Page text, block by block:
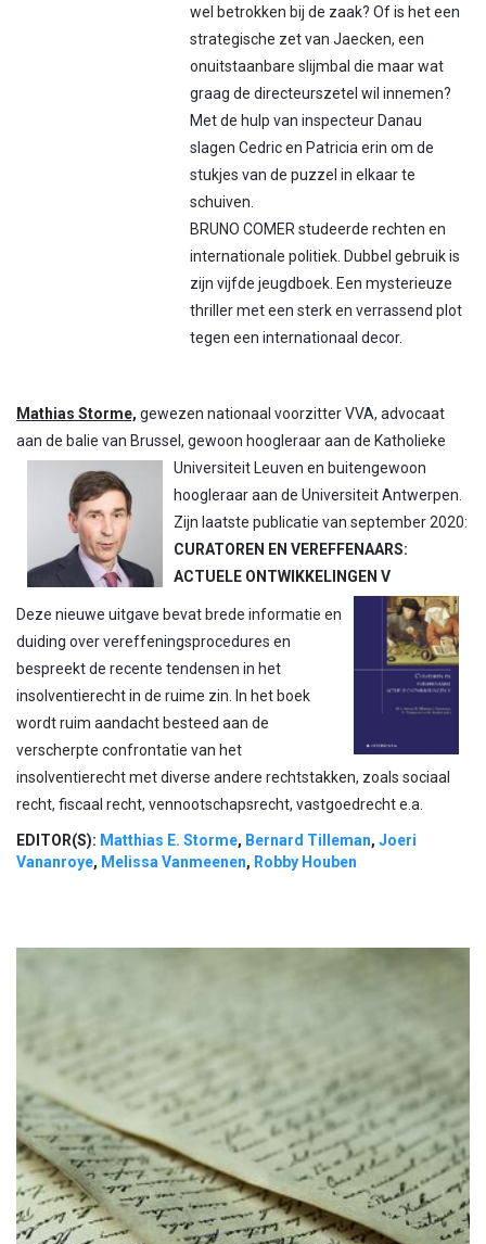
wel betrokken bij de zaak? Of is het een
strategische zet van Jaecken, een
onuitstaanbare slijmbal die maar wat
graag de directeurszetel wil innemen?
Met de hulp van inspecteur Danau
slagen Cedric en Patricia erin om de
stukjes van de puzzel in elkaar te
schuiven.
BRUNO COMER studeerde rechten en
internationale politiek. Dubbel gebruik is
zijn vijfde jeugdboek. Een mysterieuze
thriller met een sterk en verrassend plot
tegen een internationaal decor.
Mathias Storme, gewezen nationaal voorzitter VVA, advocaat
aan de balie van Brussel, gewoon hoogleraar aan de Katholieke
Universiteit Leuven en buitengewoon
hoogleraar aan de Universiteit Antwerpen.
Zijn laatste publicatie van september 2020:
CURATOREN EN VEREFFENAARS:
ACTUELE ONTWIKKELINGEN V
Deze nieuwe uitgave bevat brede informatie en
duiding over vereffeningsprocedures en
bespreekt de recente tendensen in het
insolventierecht in de ruime zin. In het boek
wordt ruim aandacht besteed aan de
verscherpte confrontatie van het
insolventierecht met diverse andere rechtstakken, zoals sociaal
recht, fiscaal recht, vennootschapsrecht, vastgoedrecht e.a.
EDITOR(S): Matthias E. Storme, Bernard Tilleman, Joeri
Vananroye, Melissa Vanmeenen, Robby Houben